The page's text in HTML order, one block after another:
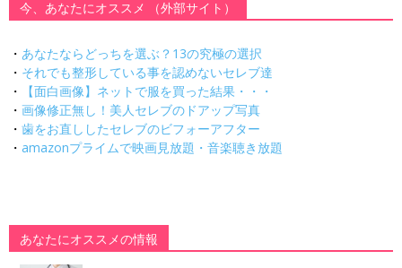
今、あなたにオススメ （外部サイト）
・ あなたならどっちを選ぶ？13の究極の選択
・ それでも整形している事を認めないセレブ達
・
【面白画像】ネットで服を買った結果・・・
・ 画像修正無し！美人セレブのドアップ写真
・ 歯をお直ししたセレブのビフォーアフター
・ amazonプライムで映画見放題・音楽聴き放題
あなたにオススメの情報